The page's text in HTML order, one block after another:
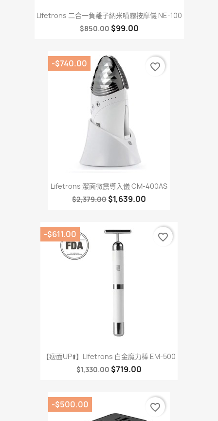
Lifetrons 二合一負離子納米噴霧按摩儀 NE-100
$850.00 $99.00
Lifetrons 潔面微震導入儀 CM-400AS
$2,379.00 $1,639.00
-$740.00 favorite_border
【瘦面UP⬆️】Lifetrons 白金魔力棒 EM-500
$1,330.00 $719.00
-$611.00 favorite_border
-$500.00 favorite_border